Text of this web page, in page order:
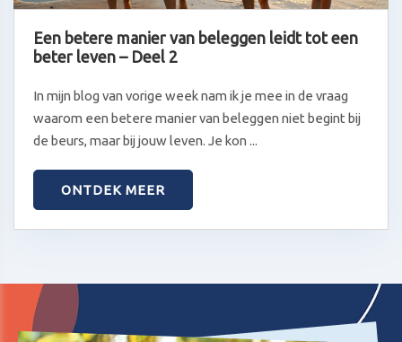
Een betere manier van beleggen leidt tot een
beter leven – Deel 2
In mijn blog van vorige week nam ik je mee in de vraag
waarom een betere manier van beleggen niet begint bij
de beurs, maar bij jouw leven. Je kon ...
ONTDEK MEER